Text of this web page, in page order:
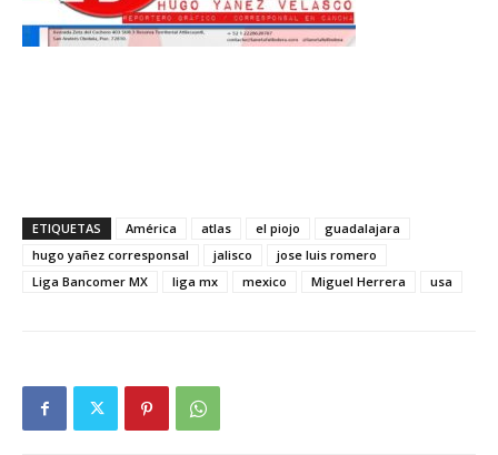
ETIQUETAS América atlas el piojo
guadalajara
hugo yañez corresponsal
jalisco
jose luis romero
Liga Bancomer MX
liga mx mexico Miguel Herrera usa